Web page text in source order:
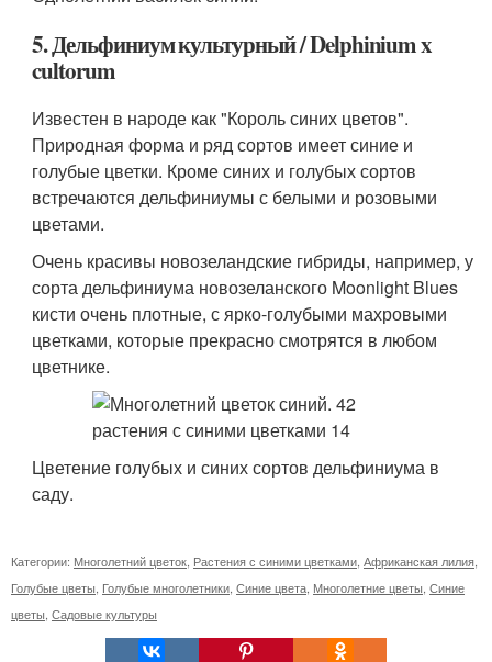
5. Дельфиниум культурный / Delphinium x
cultorum
Известен в народе как "Король синих цветов".
Природная форма и ряд сортов имеет синие и
голубые цветки. Кроме синих и голубых сортов
встречаются дельфиниумы с белыми и розовыми
цветами.
Очень красивы новозеландские гибриды, например, у
сорта дельфиниума новозеланского Moonlight Blues
кисти очень плотные, с ярко-голубыми махровыми
цветками, которые прекрасно смотрятся в любом
цветнике.
Цветение голубых и синих сортов дельфиниума в
саду.
Категории: Многолетний цветок Растения с синими цветками Африканская лилия
Голубые цветы Голубые многолетники Синие цвета Многолетние цветы Синие
цветы Садовые культуры